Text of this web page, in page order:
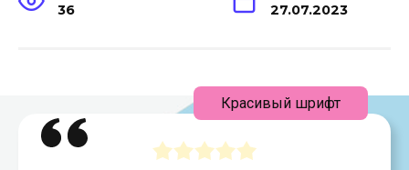
36 27.07.2023
Красивый шрифт